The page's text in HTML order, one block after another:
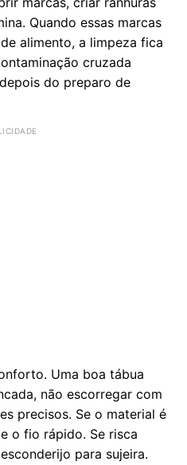
Quando essas marcas
alimento, a limpeza fica
cruzada
do preparo de
Uma boa tábua
não escorregar com
precisos. Se o material é
o fio rápido. Se risca
para sujeira.